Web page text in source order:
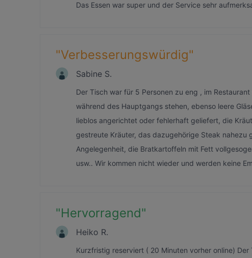
Das Essen war super und der Service sehr
"Verbesserungswürdig"
Sabine S.
Der Tisch war für 5 Personen zu eng , im
während des Hauptgangs stehen, ebenso leere
lieblos angerichtet oder fehlerhaft geliefert, die
gestreute Kräuter, das dazugehörige Steak
Angelegenheit, die Bratkartoffeln mit Fett
usw.. Wir kommen nicht wieder und werden keine
"Hervorragend"
Heiko R.
Kurzfristig reserviert ( 20 Minuten vorher online)